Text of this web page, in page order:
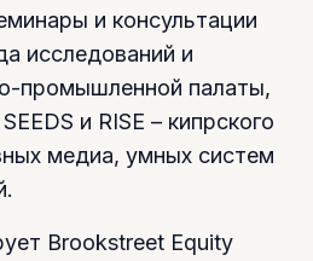
и консультации
исследований и
промышленной палаты,
и RISE – кипрского
медиа, умных систем
Brookstreet Equity